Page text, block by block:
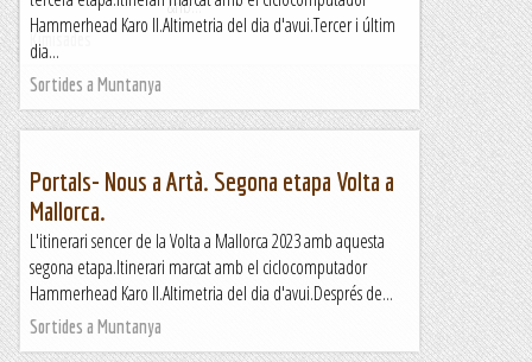
&nb...
Kimisades
Hammerhead Karo II.Altimetria del dia d'avui.Tercer i últim
dia...
Sortides a Muntanya
Portals- Nous a Artà. Segona etapa Volta a
Mallorca.
L'itinerari sencer de la Volta a Mallorca 2023 amb aquesta
segona etapa.Itinerari marcat amb el ciclocomputador
Hammerhead Karo II.Altimetria del dia d'avui.Després de...
Sortides a Muntanya